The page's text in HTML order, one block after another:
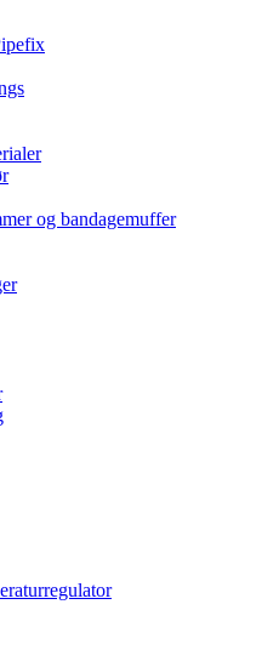
og bandagemuffer